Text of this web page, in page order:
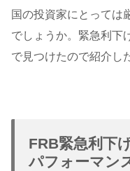
国の投資家にとっては
でしょうか。緊急利下
で見つけたので紹介し
FRB緊急利下
パフォーマン